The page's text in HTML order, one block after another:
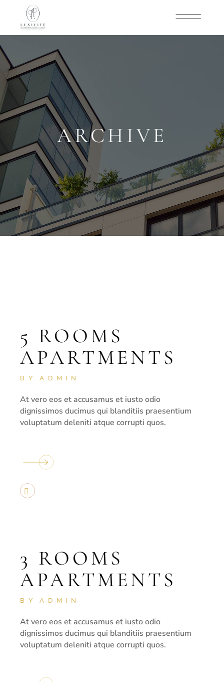
ARCHIVE
5 ROOMS
APARTMENTS
BY ADMIN
At vero eos et accusamus et iusto odio
dignissimos ducimus qui blanditiis praesentium
voluptatum deleniti atque corrupti quos.
3 ROOMS
APARTMENTS
BY ADMIN
At vero eos et accusamus et iusto odio
dignissimos ducimus qui blanditiis praesentium
voluptatum deleniti atque corrupti quos.